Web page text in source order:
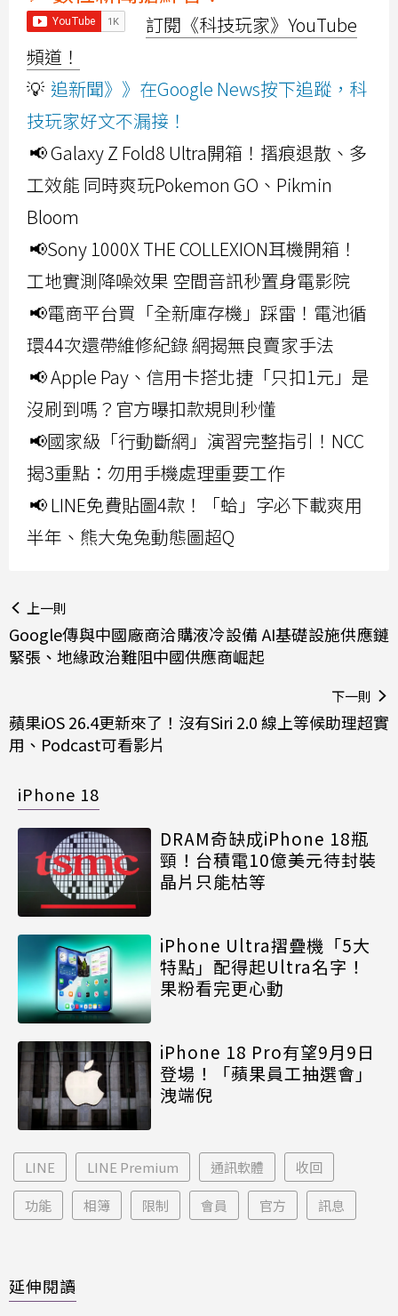
訂閱《科技玩家》YouTube
頻道！
💡 追新聞》》在Google News按下追蹤，科
技玩家好文不漏接！
📢 Galaxy Z Fold8 Ultra開箱！摺痕退散、多
工效能 同時爽玩Pokemon GO、Pikmin
Bloom
📢Sony 1000X THE COLLEXION耳機開箱！
工地實測降噪效果 空間音訊秒置身電影院
📢電商平台買「全新庫存機」踩雷！電池循
環44次還帶維修紀錄 網揭無良賣家手法
📢 Apple Pay、信用卡搭北捷「只扣1元」是
沒刷到嗎？官方曝扣款規則秒懂
📢國家級「行動斷網」演習完整指引！NCC
揭3重點：勿用手機處理重要工作
📢 LINE免費貼圖4款！「蛤」字必下載爽用
半年、熊大兔兔動態圖超Q
上一則
Google傳與中國廠商洽購液冷設備 AI基礎設施供應鏈
緊張、地緣政治難阻中國供應商崛起
下一則
蘋果iOS 26.4更新來了！沒有Siri 2.0 線上等候助理超實
用、Podcast可看影片
iPhone 18
DRAM奇缺成iPhone 18瓶
頸！台積電10億美元待封裝
晶片只能枯等
iPhone Ultra摺疊機「5大
特點」配得起Ultra名字！
果粉看完更心動
iPhone 18 Pro有望9月9日
登場！「蘋果員工抽選會」
洩端倪
LINE LINE Premium 通訊軟體 收回
功能 相簿 限制 會員 官方 訊息
延伸閱讀